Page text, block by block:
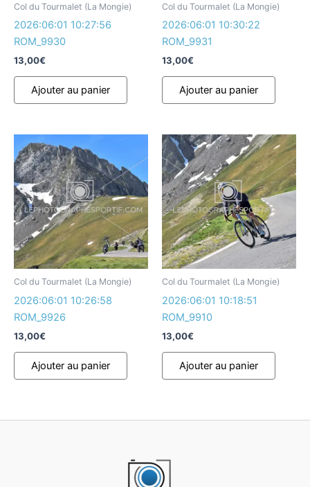
Col du Tourmalet (La Mongie)
2026:06:01 10:27:56
ROM_9930
13,00€
Ajouter au panier
Col du Tourmalet (La Mongie)
2026:06:01 10:30:22
ROM_9931
13,00€
Ajouter au panier
Col du Tourmalet (La Mongie)
2026:06:01 10:26:58
ROM_9926
13,00€
Ajouter au panier
Col du Tourmalet (La Mongie)
2026:06:01 10:18:51
ROM_9910
13,00€
Ajouter au panier